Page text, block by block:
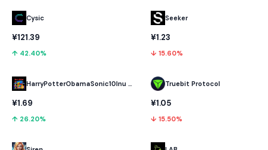
Cysic
¥121.39
↑ 42.40%
HarryPotterObamaSonic10Inu (ETH)
¥1.69
↑ 26.20%
Seeker
¥1.23
↓ 15.60%
Truebit Protocol
¥1.05
↓ 15.50%